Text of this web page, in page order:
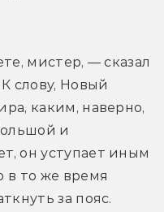
мистер, — сказал
слову, Новый
каким, наверно,
и
он уступает иным
в то же время
за пояс.